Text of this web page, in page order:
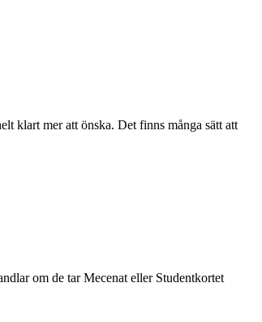
klart mer att önska. Det finns många sätt att
om de tar Mecenat eller Studentkortet